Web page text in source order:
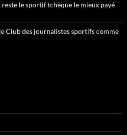
le sportif tchèque le mieux payé
Club des journalistes sportifs comme